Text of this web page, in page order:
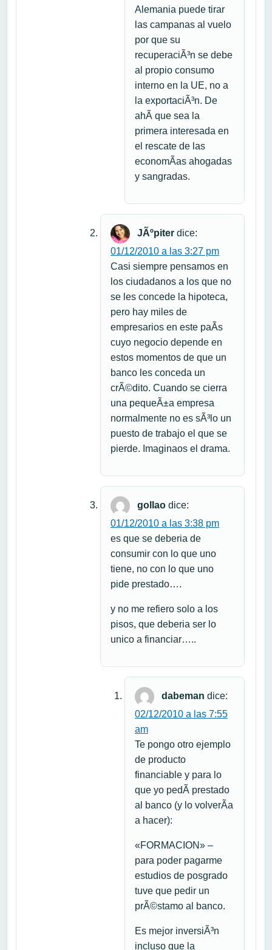
Alemania puede tirar
las campanas al vuelo
por que su
recuperaciÃ³n se debe
al propio consumo
interno en la UE, no a
la exportaciÃ³n. De
ahÃ­ que sea la
primera interesada en
el rescate de las
economÃ­as ahogadas
y sangradas.
JÃºpiter dice:
01/12/2010 a las 3:27 pm
Casi siempre pensamos en
los ciudadanos a los que no
se les concede la hipoteca,
pero hay miles de
empresarios en este paÃ­s
cuyo negocio depende en
estos momentos de que un
banco les conceda un
crÃ©dito. Cuando se cierra
una pequeÃ±a empresa
normalmente no es sÃ³lo un
puesto de trabajo el que se
pierde. Imaginaos el drama.
gollao dice:
01/12/2010 a las 3:38 pm
es que se deberia de
consumir con lo que uno
tiene, no con lo que uno
pide prestado….
y no me refiero solo a los
pisos, que deberia ser lo
unico a financiar…..
dabeman dice:
02/12/2010 a las 7:55
am
Te pongo otro ejemplo
de producto
financiable y para lo
que yo pedÃ­ prestado
al banco (y lo volverÃ­a
a hacer):
«FORMACION» –
para poder pagarme
estudios de posgrado
tuve que pedir un
prÃ©stamo al banco.
Es mejor inversiÃ³n
incluso que la